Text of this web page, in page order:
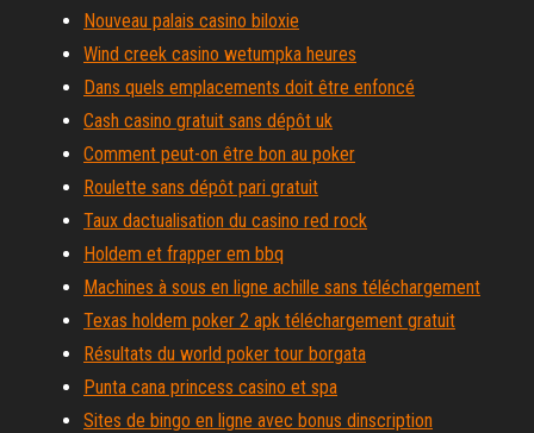
Nouveau palais casino biloxie
Wind creek casino wetumpka heures
Dans quels emplacements doit être enfoncé
Cash casino gratuit sans dépôt uk
Comment peut-on être bon au poker
Roulette sans dépôt pari gratuit
Taux dactualisation du casino red rock
Holdem et frapper em bbq
Machines à sous en ligne achille sans téléchargement
Texas holdem poker 2 apk téléchargement gratuit
Résultats du world poker tour borgata
Punta cana princess casino et spa
Sites de bingo en ligne avec bonus dinscription